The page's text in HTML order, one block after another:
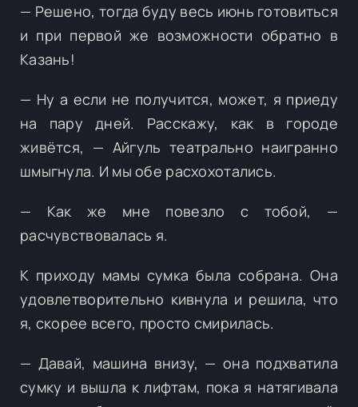
— Решено, тогда буду весь июнь готовиться
и при первой же возможности обратно в
Казань!
— Ну а если не получится, может, я приеду
на пару дней. Расскажу, как в городе
живётся, — Айгуль театрально наигранно
шмыгнула. И мы обе расхохотались.
— Как же мне повезло с тобой, —
расчувствовалась я.
К приходу мамы сумка была собрана. Она
удовлетворительно кивнула и решила, что
я, скорее всего, просто смирилась.
— Давай, машина внизу, — она подхватила
сумку и вышла к лифтам, пока я натягивала